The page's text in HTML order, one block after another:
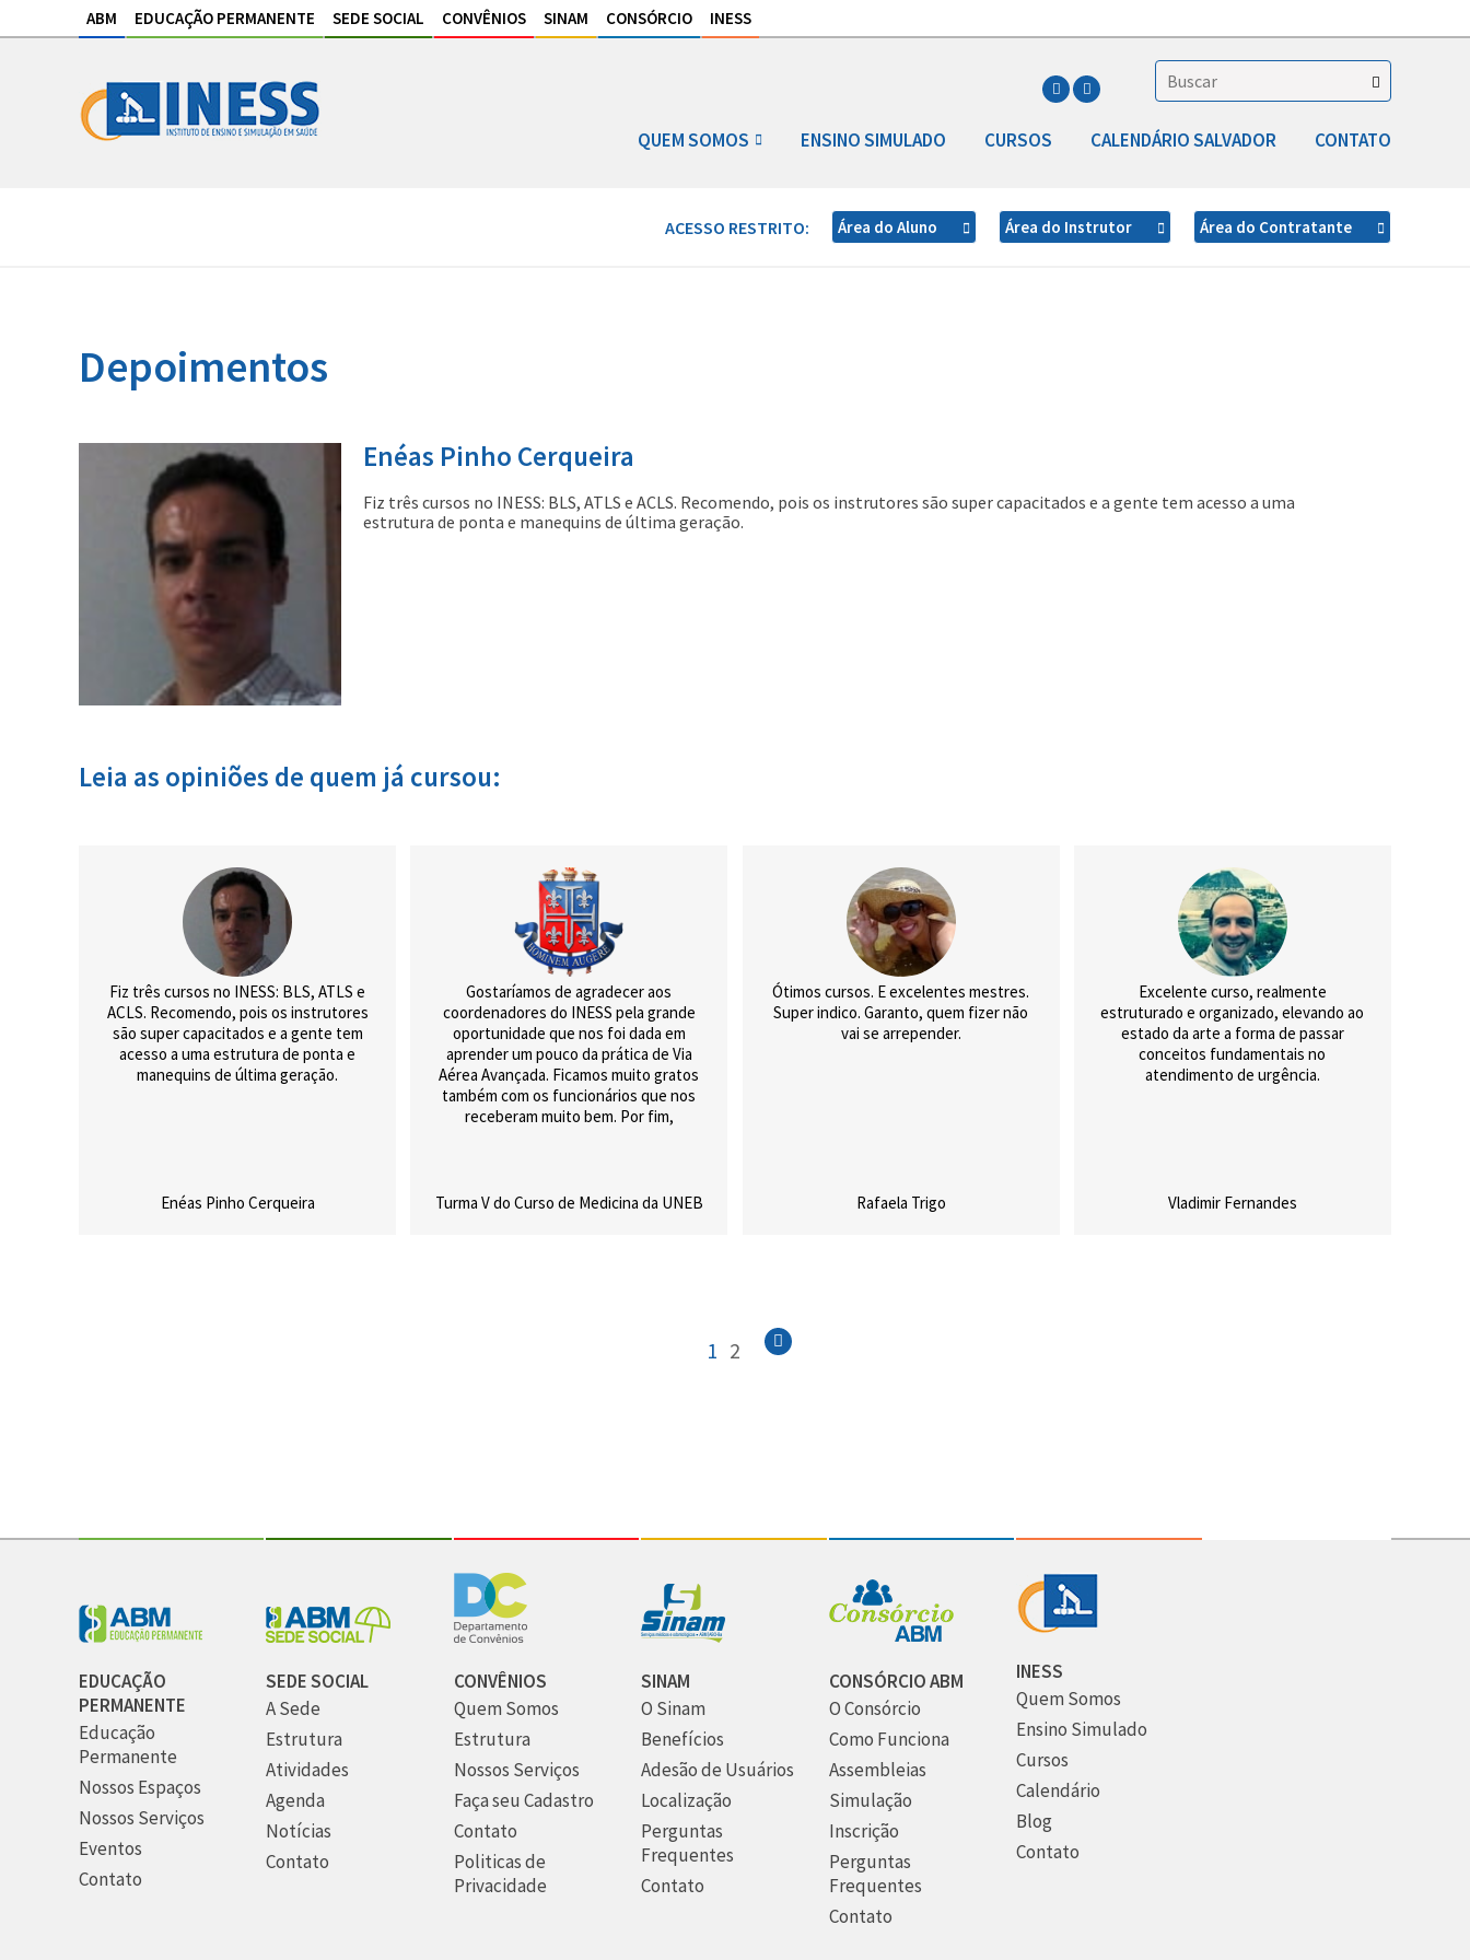
ABM EDUCAÇÃO PERMANENTE SEDE SOCIAL CONVÊNIOS SINAM CONSÓRCIO INESS
QUEM SOMOS ENSINO SIMULADO CURSOS CALENDÁRIO SALVADOR CONTATO
ACESSO RESTRITO: Área do Aluno Área do Instrutor Área do Contratante
Depoimentos
Enéas Pinho Cerqueira
Fiz três cursos no INESS: BLS, ATLS e ACLS. Recomendo, pois os instrutores são super capacitados e a gente tem acesso a uma
estrutura de ponta e manequins de última geração.
Leia as opiniões de quem já cursou:
Fiz três cursos no INESS: BLS, ATLS e
ACLS. Recomendo, pois os instrutores
são super capacitados e a gente tem
acesso a uma estrutura de ponta e
manequins de última geração.
Enéas Pinho Cerqueira
Gostaríamos de agradecer aos
coordenadores do INESS pela grande
oportunidade que nos foi dada em
aprender um pouco da prática de Via
Aérea Avançada. Ficamos muito gratos
também com os funcionários que nos
receberam muito bem. Por fim,
desejar que essa parceria dure por
Turma V do Curso de Medicina da UNEB
Ótimos cursos. E excelentes mestres.
Super indico. Garanto, quem fizer não
vai se arrepender.
Rafaela Trigo
Excelente curso, realmente
estruturado e organizado, elevando ao
estado da arte a forma de passar
conceitos fundamentais no
atendimento de urgência.
Vladimir Fernandes
1 2
EDUCAÇÃO
PERMANENTE
Educação
Permanente
Nossos Espaços
Nossos Serviços
Eventos
Contato
SEDE SOCIAL
A Sede
Estrutura
Atividades
Agenda
Notícias
Contato
CONVÊNIOS
Quem Somos
Estrutura
Nossos Serviços
Faça seu Cadastro
Contato
Politicas de
Privacidade
SINAM
O Sinam
Benefícios
Adesão de Usuários
Localização
Perguntas
Frequentes
Contato
CONSÓRCIO ABM
O Consórcio
Como Funciona
Assembleias
Simulação
Inscrição
Perguntas
Frequentes
Contato
INESS
Quem Somos
Ensino Simulado
Cursos
Calendário
Blog
Contato